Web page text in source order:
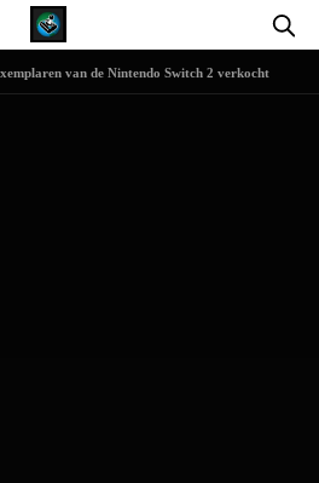
van de Nintendo Switch 2 verkocht